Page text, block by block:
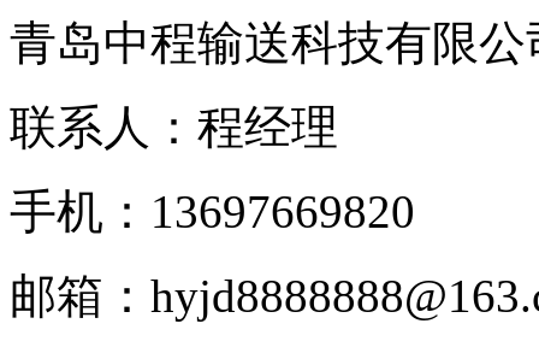
青岛中程输送科技有限公
联系人：程经理
手机：13697669820
邮箱：